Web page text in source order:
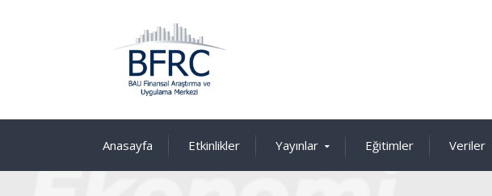
Anasayfa Etkinlikler Yayınlar Eğitimler Veriler